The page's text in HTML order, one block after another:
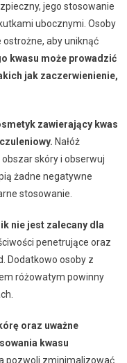
jego stosowanie
ubocznymi. Osoby
aby uniknąć
kwasu może prowadzić
jak zaczerwienienie,
zawierający kwas
Nałóż
skóry i obserwuj
żadne negatywne
stosowanie.
nie jest zalecany dla
penetrujące oraz
Dodatkowo osoby z
różowatym powinny
oraz uważne
kwasu
pozwoli zminimalizować